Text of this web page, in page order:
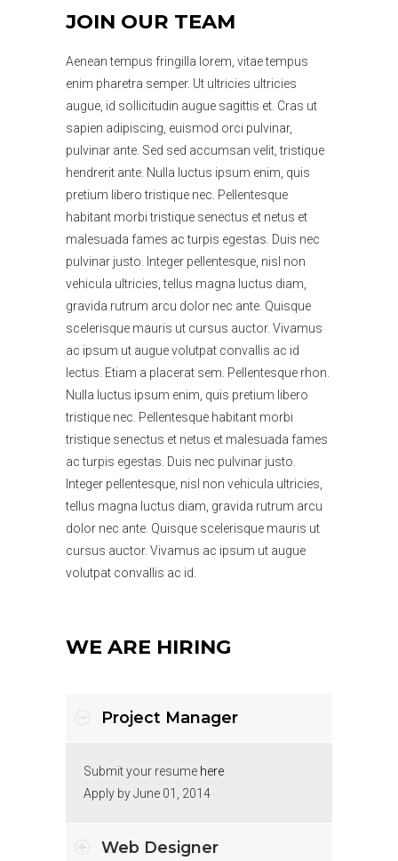
JOIN OUR TEAM
Aenean tempus fringilla lorem, vitae tempus
enim pharetra semper. Ut ultricies ultricies
augue, id sollicitudin augue sagittis et. Cras ut
sapien adipiscing, euismod orci pulvinar,
pulvinar ante. Sed sed accumsan velit, tristique
hendrerit ante. Nulla luctus ipsum enim, quis
pretium libero tristique nec. Pellentesque
habitant morbi tristique senectus et netus et
malesuada fames ac turpis egestas. Duis nec
pulvinar justo. Integer pellentesque, nisl non
vehicula ultricies, tellus magna luctus diam,
gravida rutrum arcu dolor nec ante. Quisque
scelerisque mauris ut cursus auctor. Vivamus
ac ipsum ut augue volutpat convallis ac id
lectus. Etiam a placerat sem. Pellentesque rhon.
Nulla luctus ipsum enim, quis pretium libero
tristique nec. Pellentesque habitant morbi
tristique senectus et netus et malesuada fames
ac turpis egestas. Duis nec pulvinar justo.
Integer pellentesque, nisl non vehicula ultricies,
tellus magna luctus diam, gravida rutrum arcu
dolor nec ante. Quisque scelerisque mauris ut
cursus auctor. Vivamus ac ipsum ut augue
volutpat convallis ac id.
WE ARE HIRING
Project Manager
Submit your resume here
Apply by June 01, 2014
Web Designer